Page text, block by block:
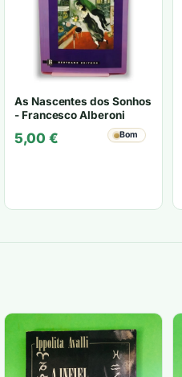
As Nascentes dos Sonhos
- Francesco Alberoni
5,00 € Bom